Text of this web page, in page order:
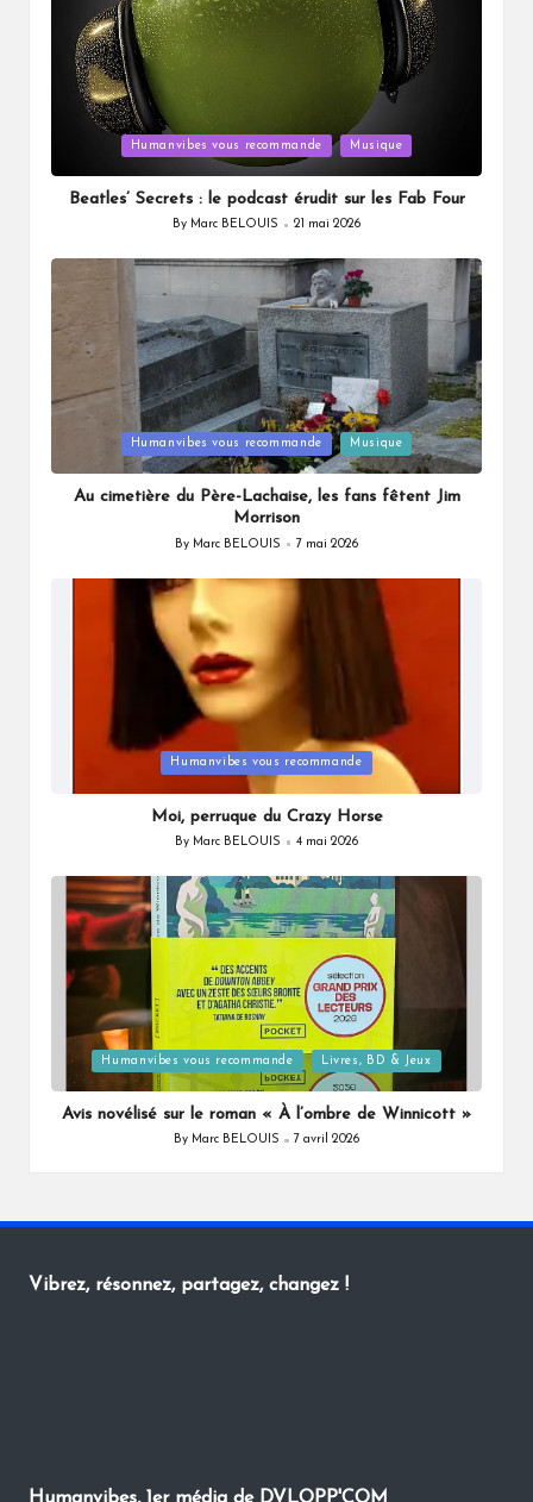
Humanvibes vous recommande Musique
Beatles’ Secrets : le podcast érudit sur les Fab Four
Posted
By Marc BELOUIS 21 mai 2026
Humanvibes vous recommande Musique
Au cimetière du Père-Lachaise, les fans fêtent Jim
Morrison
Posted
By Marc BELOUIS 7 mai 2026
Humanvibes vous recommande
Moi, perruque du Crazy Horse
Posted
By Marc BELOUIS 4 mai 2026
Posted
in
Humanvibes vous recommande Livres, BD & Jeux
Avis novélisé sur le roman « À l’ombre de Winnicott »
Posted
By Marc BELOUIS 7 avril 2026
Vibrez, résonnez, partagez, changez !